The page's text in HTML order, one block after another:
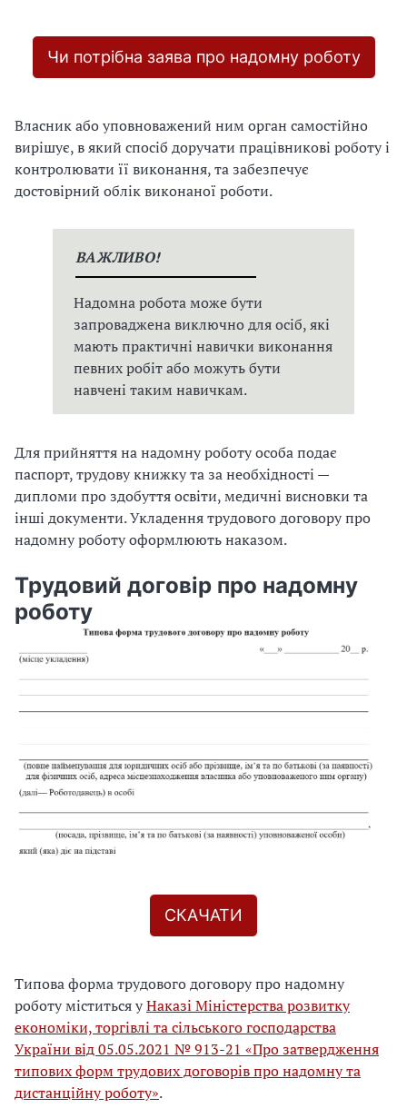
Чи потрібна заява про надомну роботу
Власник або уповноважений ним орган самостійно
вирішує, в який спосіб доручати працівникові роботу і
контролювати її виконання, та забезпечує
достовірний облік виконаної роботи.
ВАЖЛИВО!
Надомна робота може бути
запроваджена виключно для осіб, які
мають практичні навички виконання
певних робіт або можуть бути
навчені таким навичкам.
Для прийняття на надомну роботу особа подає
паспорт, трудову книжку та за необхідності —
дипломи про здобуття освіти, медичні висновки та
інші документи. Укладення трудового договору про
надомну роботу оформлюють наказом.
Трудовий договір про надомну
роботу
СКАЧАТИ
Типова форма трудового договору про надомну
роботу міститься уНаказі Міністерства розвитку
економіки, торгівлі та сільського господарства
України від 05.05.2021 № 913-21 «Про затвердження
типових форм трудових договорів про надомну та
дистанційну роботу».